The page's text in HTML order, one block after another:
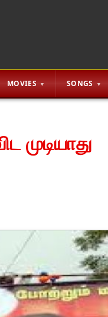
MOVIES SONGS
முடியாது